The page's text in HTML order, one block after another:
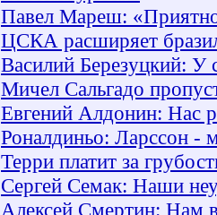
Павел Мареш:
ЦСКА расширяет
Василий Березуцкий: У
Мичел Сальгадо
Евгений Алдонин: Нас
Роналдиньо: Ларссон -
Терри платит за
Сергей Семак: Наши
Алексей Смертин: Нам